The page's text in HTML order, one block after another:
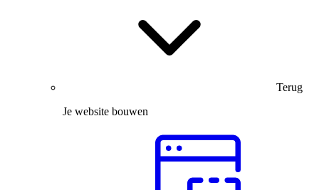
Terug
Je website bouwen